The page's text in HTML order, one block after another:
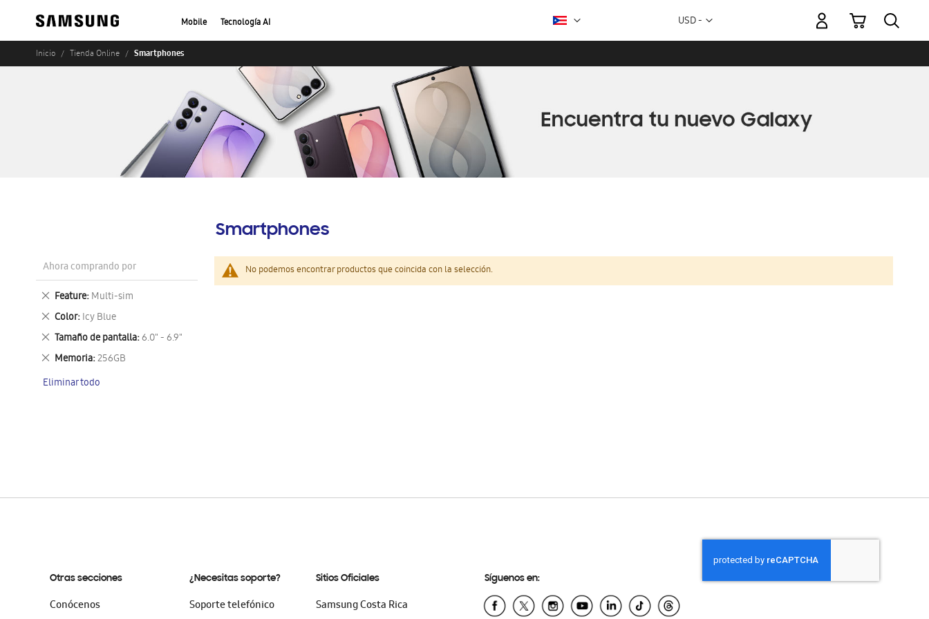
Mobile Tecnología AI Moneda
USD -
Mi carrito
Inicio Tienda Online Smartphones
Smartphones
No podemos encontrar productos que coincida con la selección.
Ahora comprando por
Feature Multi-sim
Eliminar
este
artículo
Color Icy Blue
Eliminar
este
artículo
Tamaño de pantalla 6.0" - 6.9"
Eliminar
este
artículo
Memoria 256GB
Eliminar
artículo
Eliminar todo
Otras secciones
Conócenos
¿Necesitas soporte?
Soporte telefónico
Sitios Oficiales
Samsung Costa Rica
Síguenos en: